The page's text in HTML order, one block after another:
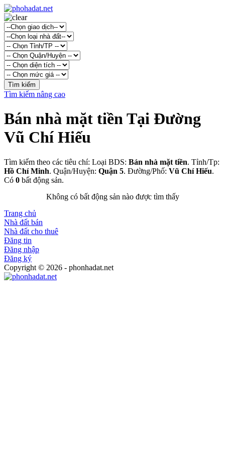
Tìm kiếm nâng cao
Bán nhà mặt tiền Tại Đường
Vũ Chí Hiếu
Tìm kiếm theo các tiêu chí: Loại BDS: Bán nhà mặt tiền. Tỉnh/Tp:
Hồ Chí Minh. Quận/Huyện: Quận 5. Đường/Phố: Vũ Chí Hiếu.
Có 0 bất động sản.
Không có bất động sản nào được tìm thấy
Trang chủ
Nhà đất bán
Nhà đất cho thuê
Đăng tin
Đăng nhập
Đăng ký
Copyright © 2026 - phonhadat.net